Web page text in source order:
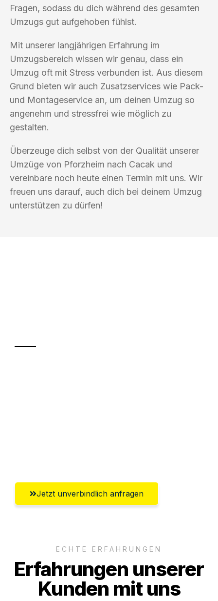
Fragen, sodass du dich während des gesamten
Umzugs gut aufgehoben fühlst.
Mit unserer langjährigen Erfahrung im
Umzugsbereich wissen wir genau, dass ein
Umzug oft mit Stress verbunden ist. Aus diesem
Grund bieten wir auch Zusatzservices wie Pack-
und Montageservice an, um deinen Umzug so
angenehm und stressfrei wie möglich zu
gestalten.
Überzeuge dich selbst von der Qualität unserer
Umzüge von Pforzheim nach Cacak und
vereinbare noch heute einen Termin mit uns. Wir
freuen uns darauf, auch dich bei deinem Umzug
unterstützen zu dürfen!
Jetzt unverbindlich anfragen
ECHTE ERFAHRUNGEN
Erfahrungen unserer
Kunden mit uns